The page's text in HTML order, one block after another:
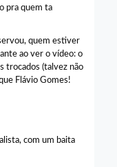
pra quem ta
quem estiver
ao ver o vídeo: o
trocados (talvez não
Flávio Gomes!
com um baita